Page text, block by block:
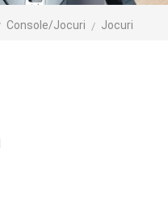
Console/Jocuri Jocuri